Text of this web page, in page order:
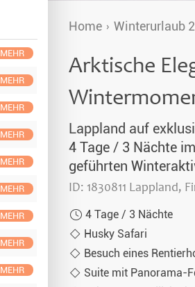
Winterurlaub 2026-2027
Weihnachten 2026
Husky
Fragen
MEHR
MEHR
MEHR
MEHR
MEHR
MEHR
MEHR
MEHR
MEHR
Home Winterurlaub
Arktische
Lappland auf
4 Tage / 3 Nächte
geführten
ID: 1830811 Lappland,
4 Tage / 3 Nächte
Husky Safari
Besuch eines
Suite mit Panorama-